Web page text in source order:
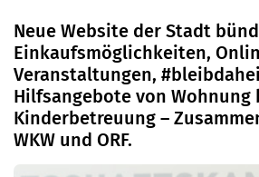
Neue Website der Stadt
Einkaufsmöglichkeiten,
Veranstaltungen,
Hilfsangebote von Wohnung
Kinderbetreuung –
WKW und ORF.